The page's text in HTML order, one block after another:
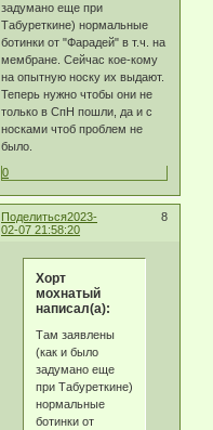
задумано еще при
Табуреткине) нормальные
ботинки от "Фарадей" в т.ч. на
мембране. Сейчас кое-кому
на опытную носку их выдают.
Теперь нужно чтобы они не
только в СпН пошли, да и с
носками чтоб проблем не
было.
0
Поделиться 8
2023-
02-07 21:58:20
Хорт
мохнатый
написал(а):
Там заявлены
(как и было
задумано еще
при Табуреткине)
нормальные
ботинки от